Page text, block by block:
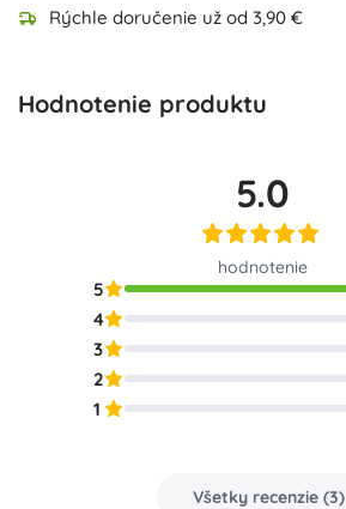
Rýchle doručenie už od 3,90 €
Hodnotenie produktu
5.0
hodnotenie
5
4
3
2
1
Všetky recenzie(3)